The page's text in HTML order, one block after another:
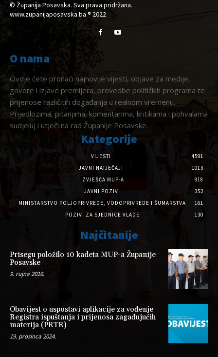
© Županija Posavska. Sva prava pridržana.
www.zupanijaposavska.ba ® 2022
O nama
Ovdje ćete pronaći najnovije vijesti, objave za medije,
govore i izjave premijera, provedbe političkih programa te
prijenose različitih događanja u realnom vremenu.
Prijedlozima, pitanjima, komentarima, kritikama i pohvalama
sudjeluj i utječi na rad Županije Posavske.
Kategorije
VIJESTI
4591
JAVNI NATJEČAJI
1013
IZVJEŠĆA MUP-A
918
JAVNI POZIVI
352
MINISTARSTVO POLJOPRIVREDE, VODOPRIVREDE I ŠUMARSTVA
161
POZIVI ZA SJEDNICE VLADE
130
Najčitanije
Prisegu položilo 10 kadeta MUP-a Županije
Posavske
9. rujna 2016.
Obavijest o uspostavi aplikacije za vođenje
Registra ispuštanja i prijenosa zagađujućih
materija (PRTR)
19. prosinca 2024.